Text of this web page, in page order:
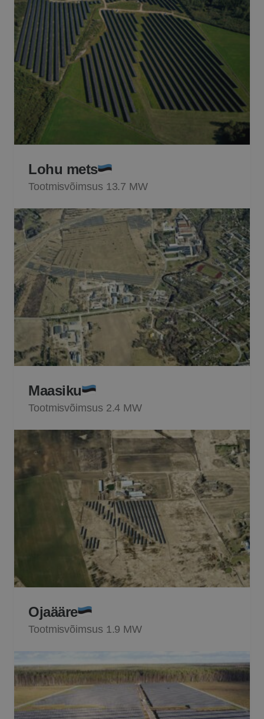
Lohu mets
Tootmisvõimsus 13.7 MW
Maasiku
Tootmisvõimsus 2.4 MW
Ojaääre
Tootmisvõimsus 1.9 MW